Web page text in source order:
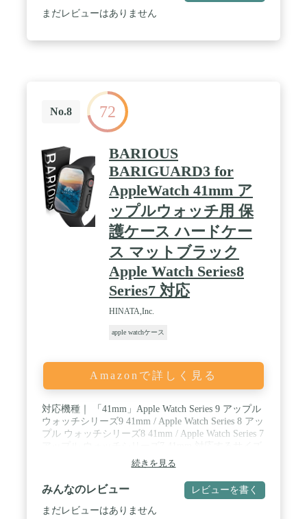
ック・ホワイト・クリアのカラー展開でApple Watch
のデザイン性を損ないません。
指紋防止 ▏ 高透明度の日本製ガラス＋極薄軽量な
ので、超クリアな画質と高いタッチ感度を実現する
ことができます。背面の充電空間も考慮し、開放式
な設計を行いましたので、ケースを装着したまま、
マグネット式充電も可能です。 / 装着簡単 ▏ボタン
部分のサイズはピッタリなので、バンドを外すこと
なくアップルウォッチ本体にはめ込むだけで、手軽
に装着できます。*ご注意 :このアップルウォッチケ
ースは防水ケースではありません。万が一、保護ケ
ースとスクリーンの隙間に水や汗が入ってしまった
場合はタッチ感度に影響しますので、ケースを取り
外して布で拭き取ってください。
まだレビューはありません
No.8 72
BARIOUS
BARIGUARD3 for
AppleWatch 41mm ア
ップルウォッチ用 保
護ケース ハードケー
ス マットブラック
Apple Watch Series8
Series7 対応
HINATA,Inc.
apple watchケース
Amazonで詳しく見る
対応機種｜ 「41mm」Apple Watch Series 9 アップル
ウォッチシリーズ9 41mm / Apple Watch Series 8 アッ
プル ウォッチシリーズ8 41mm / Apple Watch Series 7
をお選びください。ご使用モデルのサイズはApple
Watch本体裏面に刻印がございます。ご確認の上お
買い求めください。適合するサイズ以外のものと使
用された場合、操作不良やガタつき、割れなどの原
因となりますのでご注意ください。BARI GUARD 3
続きを見る
みんなのレビュー レビューを書く
まだレビューはありません